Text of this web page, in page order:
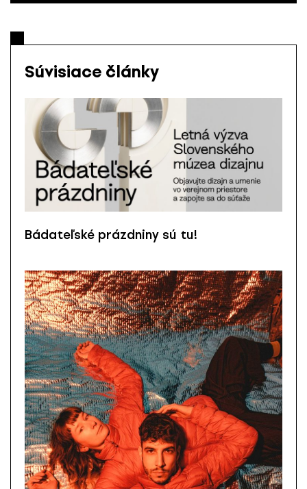
Súvisiace články
Bádateľské prázdniny sú tu!